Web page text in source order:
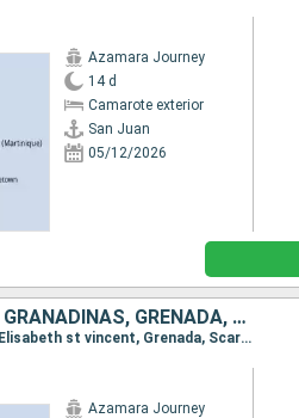
Azamara Journey
14 d
Camarote exterior
San Juan
05/12/2026
PUERTO RICO, ANTIGUA Y BARBUDA, SAN VINCENT Y LAS GRANADINAS, GRENADA, TRINIDAD Y TOBAGO, BARBADOS, SANTA LUCIA, DOMINICA, SAN MARTÍN, FRANCIA
Itinerario : San Juan, Virgin Gorda, Antigua, Saint-Pierre (Martinique), Port Elisabeth st vincent, Grenada, Scarborough, Bridgetown, Castries, Roseau, Basseterre (St Kitts), Charlestown, Philipsburg, Gustavia, San Juan
Azamara Journey